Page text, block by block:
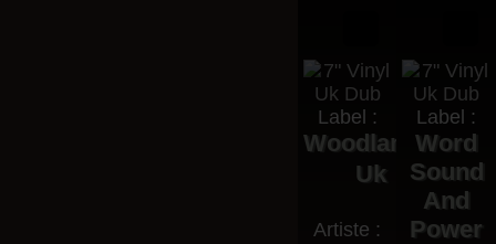
Label :
Woodland
Uk
Artiste :
Label :
Word
Sound
And
Power